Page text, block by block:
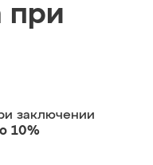
при
заключении
10%